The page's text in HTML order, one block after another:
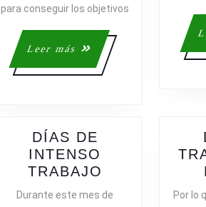
para conseguir los objetivos
Leer más
Leer
más
DÍAS DE
INTENSO
TRABAJO
DE
Durante este mes de
Por lo